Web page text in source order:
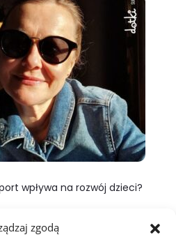
zgodą
wpływa na rozwój dzieci?